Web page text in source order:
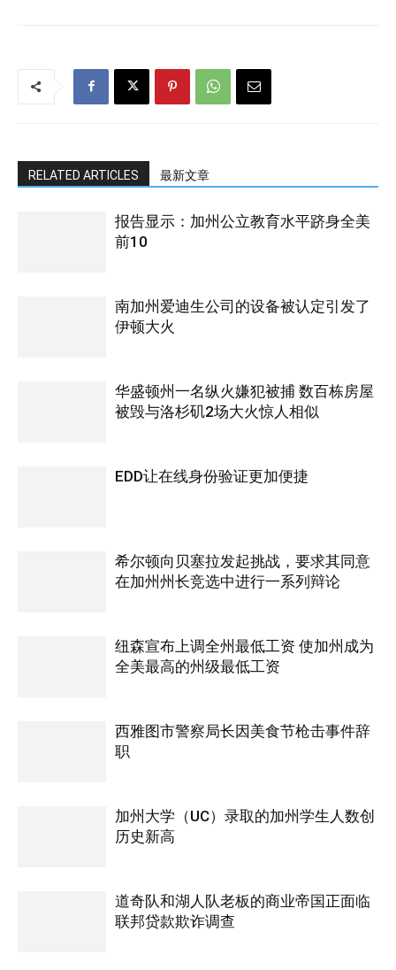
RELATED ARTICLES 最新文章
报告显示：加州公立教育水平跻身全美
前10
南加州爱迪生公司的设备被认定引发了
伊顿大火
华盛顿州一名纵火嫌犯被捕 数百栋房屋
被毁与洛杉矶2场大火惊人相似
EDD让在线身份验证更加便捷
希尔顿向贝塞拉发起挑战，要求其同意
在加州州长竞选中进行一系列辩论
纽森宣布上调全州最低工资 使加州成为
全美最高的州级最低工资
西雅图市警察局长因美食节枪击事件辞
职
加州大学（UC）录取的加州学生人数创
历史新高
道奇队和湖人队老板的商业帝国正面临
联邦贷款欺诈调查